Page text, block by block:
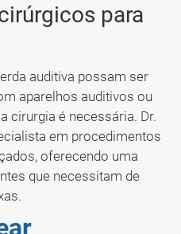
para
auditiva possam ser
aparelhos auditivos ou
cirurgia é necessária. Dr.
em procedimentos
oferecendo uma
que necessitam de